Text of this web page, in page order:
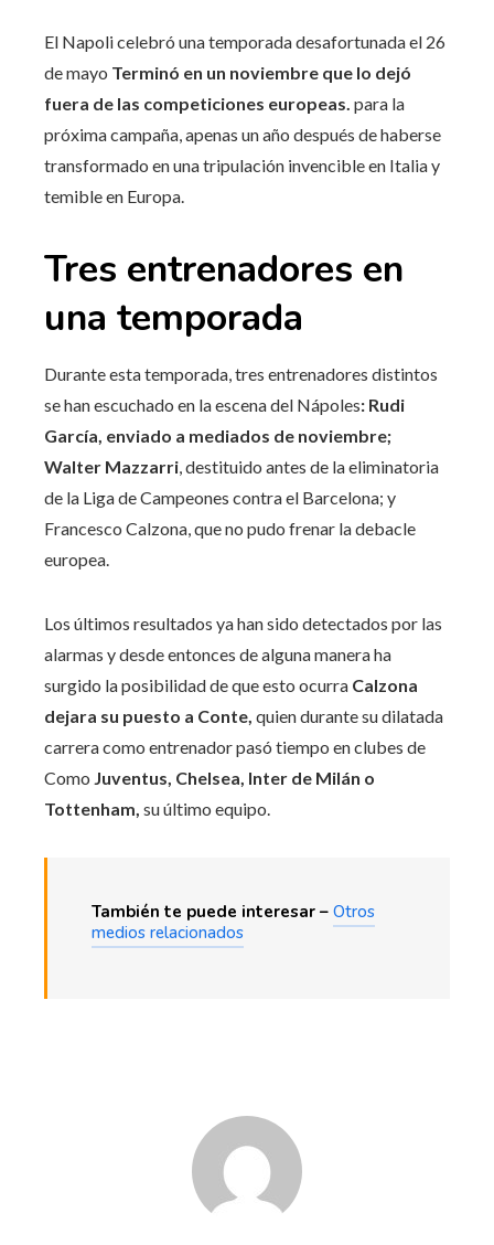
El Napoli celebró una temporada desafortunada el 26
de mayo Terminó en un noviembre que lo dejó
fuera de las competiciones europeas. para la
próxima campaña, apenas un año después de haberse
transformado en una tripulación invencible en Italia y
temible en Europa.
Tres entrenadores en
una temporada
Durante esta temporada, tres entrenadores distintos
se han escuchado en la escena del Nápoles: Rudi
García, enviado a mediados de noviembre;
Walter Mazzarri , destituido antes de la eliminatoria
de la Liga de Campeones contra el Barcelona; y
Francesco Calzona, que no pudo frenar la debacle
europea.
Los últimos resultados ya han sido detectados por las
alarmas y desde entonces de alguna manera ha
surgido la posibilidad de que esto ocurra Calzona
dejara su puesto a Conte, quien durante su dilatada
carrera como entrenador pasó tiempo en clubes de
Como Juventus, Chelsea, Inter de Milán o
Tottenham, su último equipo.
También te puede interesar – Otros
medios relacionados